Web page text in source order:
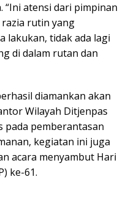
“Ini atensi dari pimpinan
rutin yang
lakukan, tidak ada lagi
di dalam rutan dan
diamankan akan
Wilayah Ditjenpas
pada pemberantasan
kegiatan ini juga
acara menyambut Hari
ke-61.